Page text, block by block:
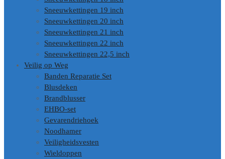
Sneeuwkettingen 19 inch
Sneeuwkettingen 20 inch
Sneeuwkettingen 21 inch
Sneeuwkettingen 22 inch
Sneeuwkettingen 22,5 inch
Veilig op Weg
Banden Reparatie Set
Blusdeken
Brandblusser
EHBO-set
Gevarendriehoek
Noodhamer
Veiligheidsvesten
Wieldoppen